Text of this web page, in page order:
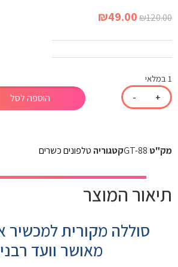
₪120.00
₪49.00
1 במלאי
+
- הוספה לסל
מק"ט GT-88קטגוריה טלפונים כשרים
תיאור המוצר
סוללה מקורית
מאושר וועד